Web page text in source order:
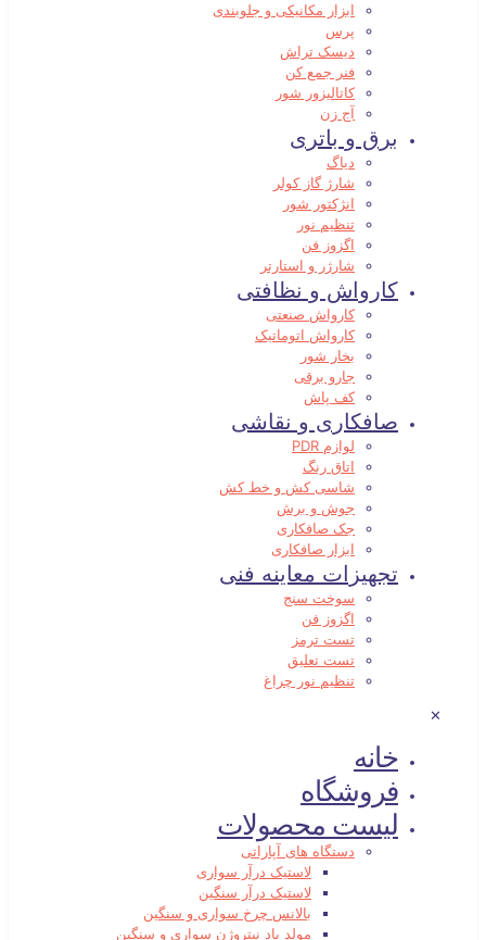
ابزار مکانیکی و جلوبندی
پرس
دیسک تراش
فنر جمع کن
کاتالیزور شور
آج زن
برق و باتری
دیاگ
شارژ گاز کولر
انژکتور شور
تنظیم نور
اگزوز فن
شارژر و استارتر
کارواش و نظافتی
کارواش صنعتی
کارواش اتوماتیک
بخار شور
جارو برقی
کف پاش
صافکاری و نقاشی
لوازم PDR
اتاق رنگ
شاسی کش و خط کش
جوش و برش
جک صافکاری
ابزار صافکاری
تجهیزات معاینه فنی
سوخت سنج
اگزوز فن
تست ترمز
تست تعلیق
تنظیم نور چراغ
✕
خانه
فروشگاه
لیست محصولات
دستگاه های آپاراتی
لاستیک درآر سواری
لاستیک درآر سنگین
بالانس چرخ سواری و سنگین
مولد باد نیتروژن سواری و سنگین